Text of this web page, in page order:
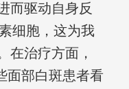
而驱动自身反
细胞，这为我
在治疗方面，
面部白斑患者看